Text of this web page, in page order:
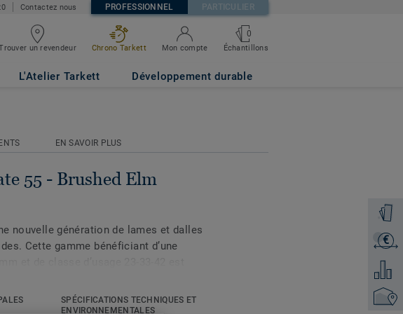
Contactez nous PROFESSIONNEL PARTICULIER
un revendeur Chrono Tarkett Mon compte
0
Échantillons
L'Atelier Tarkett Développement durable
€
EN SAVOIR PLUS
55 - Brushed Elm
nouvelle génération de lames et dalles
Cette gamme bénéficiant d’une
tels que les magasins,
Elle résiste à l’usure, aux charges
variations de températures et offre
SPÉCIFICATIONS TECHNIQUES ET
ENVIRONNEMENTALES